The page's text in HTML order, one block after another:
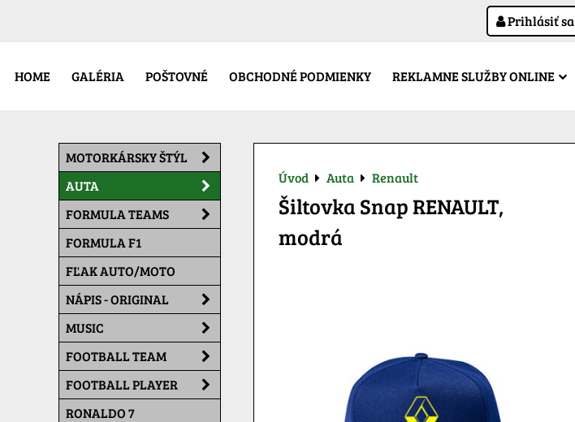
Prihlásiť sa
HOME GALÉRIA POŠTOVNÉ OBCHODNÉ PODMIENKY REKLAMNE SLUŽBY ONLINE
Úvod Auta Renault
Šiltovka Snap RENAULT,
modrá
MOTORKÁRSKY ŠTÝL
AUTA
FORMULA TEAMS
FORMULA F1
FĽAK AUTO/MOTO
NÁPIS - ORIGINAL
MUSIC
FOOTBALL TEAM
FOOTBALL PLAYER
RONALDO 7